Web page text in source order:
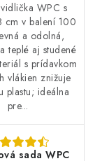
WPC s
cm v balení 100
a odolná,
teplé aj studené
s prídavkom
vlákien znižuje
plastu; ideálna
pre...
sada WPC